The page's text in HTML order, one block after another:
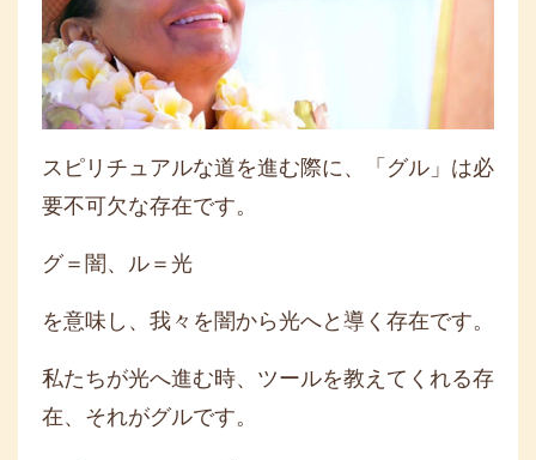
スピリチュアルな道を進む際に、「グル」は必
要不可欠な存在です。
グ＝闇、ル＝光
を意味し、我々を闇から光へと導く存在です。
私たちが光へ進む時、ツールを教えてくれる存
在、それがグルです。